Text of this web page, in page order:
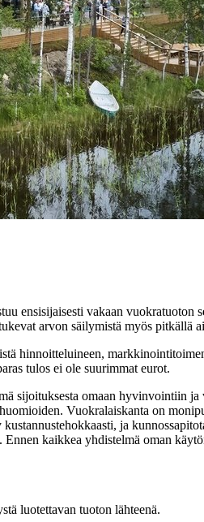
ensisijaisesti vakaan vuokratuoton
arvon säilymistä myös pitkällä
hinnoitteluineen,
tulos ei ole suurimmat eurot.
sijoituksesta omaan hyvinvointiin
Vuokralaiskanta on
ja
kaikkea yhdistelmä oman
luotettavan tuoton lähteenä.